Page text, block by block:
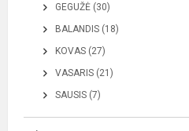
GEGUŽĖ (30)
BALANDIS (18)
KOVAS (27)
VASARIS (21)
SAUSIS (7)